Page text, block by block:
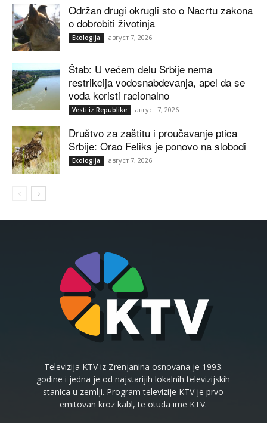
Održan drugi okrugli sto o Nacrtu zakona
o dobrobiti životinja
Ekologija август 7, 2026
Štab: U većem delu Srbije nema
restrikcija vodosnabdevanja, apel da se
voda koristi racionalno
Vesti iz Republike август 7, 2026
Društvo za zaštitu i proučavanje ptica
Srbije: Orao Feliks je ponovo na slobodi
Ekologija август 7, 2026
Televizija KTV iz Zrenjanina osnovana je 1993.
godine i jedna je od najstarijih lokalnih televizijskih
stanica u zemlji. Program televizije KTV je prvo
emitovan kroz kabl, te otuda ime KTV.